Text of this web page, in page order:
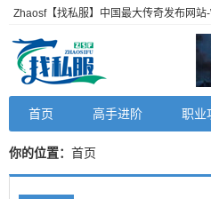
Zhaosf【找私服】中国最大传奇发布网站
首页 高手进阶 职业
你的位置： 首页